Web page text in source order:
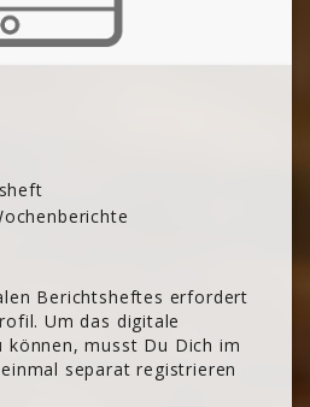
Berichtsheftes erfordert
Um das digitale
musst Du Dich im
separat registrieren